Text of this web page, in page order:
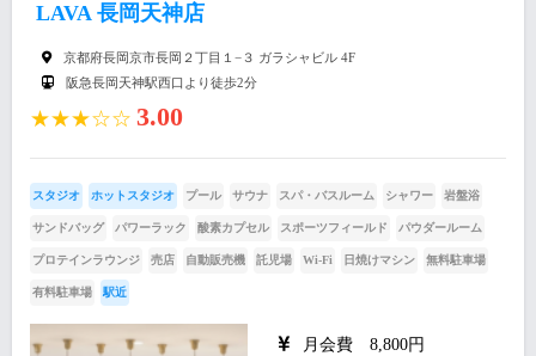
LAVA 長岡天神店
京都府長岡京市長岡２丁目１−３ ガラシャビル 4F
阪急長岡天神駅西口より徒歩2分
★★★☆☆ 3.00
スタジオ ホットスタジオ プール サウナ スパ・バスルーム シャワー 岩盤浴
サンドバッグ パワーラック 酸素カプセル スポーツフィールド パウダールーム
プロテインラウンジ 売店 自動販売機 託児場 Wi-Fi 日焼けマシン 無料駐車場
有料駐車場 駅近
月会費 8,800円